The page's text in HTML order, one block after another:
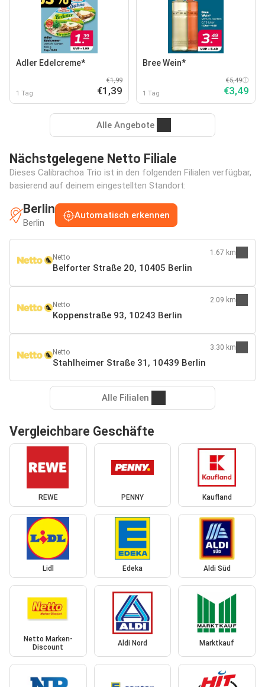
Adler Edelcreme*
1 Tag
€1,99
€1,39
Bree Wein*
1 Tag
€5,49
€3,49
Alle Angebote
Nächstgelegene Netto Filiale
Dieses Calibrachoa Trio ist in den folgenden Filialen verfügbar,
basierend auf deinem eingestellten Standort:
Berlin
Berlin
Automatisch erkennen
Netto
Belforter Straße 20, 10405 Berlin
1.67 km
Netto
Koppenstraße 93, 10243 Berlin
2.09 km
Netto
Stahlheimer Straße 31, 10439 Berlin
3.30 km
Alle Filialen
Vergleichbare Geschäfte
REWE PENNY Kaufland
Lidl Edeka Aldi Süd
Netto Marken-
Discount
Aldi Nord Marktkauf